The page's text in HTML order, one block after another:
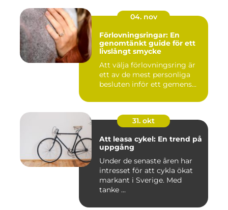
04. nov
Förlovningsringar: En
genomtänkt guide för ett
livslångt smycke
Att välja förlovningsring är
ett av de mest personliga
besluten inför ett gemens...
31. okt
Att leasa cykel: En trend på
uppgång
Under de senaste åren har
intresset för att cykla ökat
markant i Sverige. Med
tanke ...